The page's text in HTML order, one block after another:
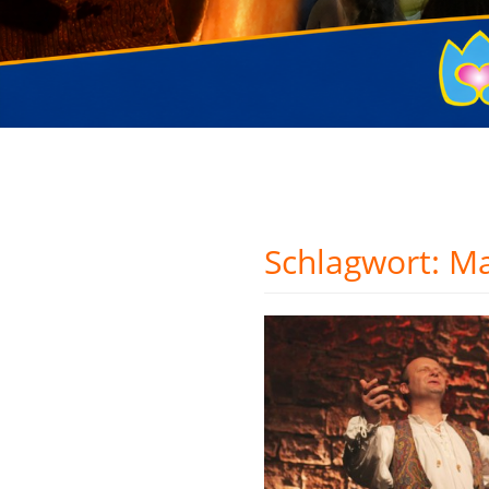
Schlagwort: